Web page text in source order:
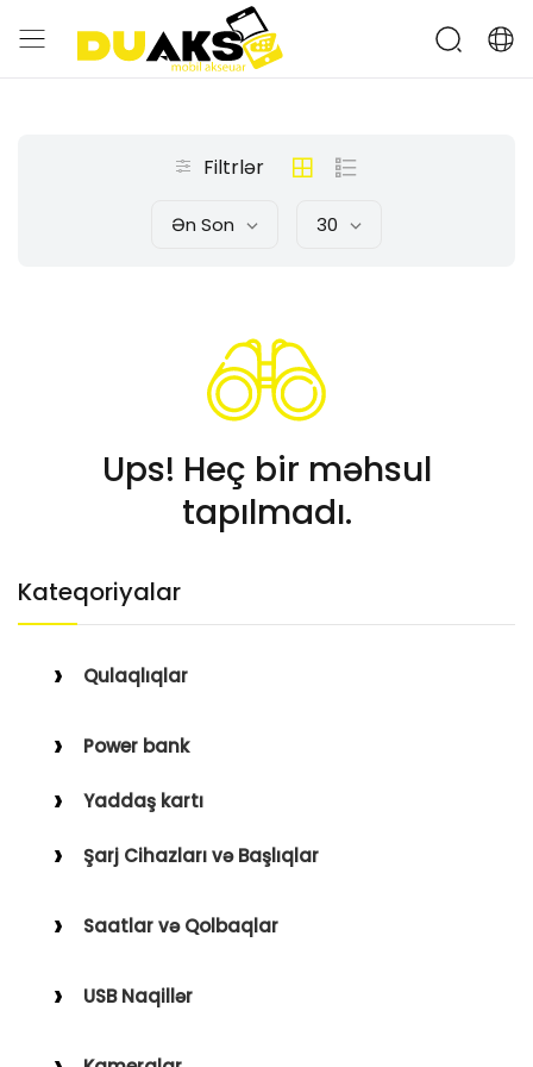
Kateqoriyalar
Qulaqlıqlar
Qulaqüstü
Power bank
Yaddaş kartı
Şarj Cihazları və Başlıqlar
Saatlar və Qolbaqlar
Saat Qolbaqları
USB Naqillər
Filtrlər
Ən Son 30
Ups! Heç bir məhsul
tapılmadı.